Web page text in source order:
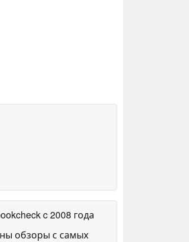
c 2008 года
обзоры с самых